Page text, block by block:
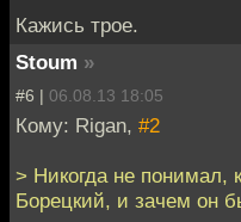
Кажись трое.
Stoum »
#6 | 06.08.13 18:05
Кому: Rigan, #2
> Никогда не понимал,
Борецкий, и зачем он